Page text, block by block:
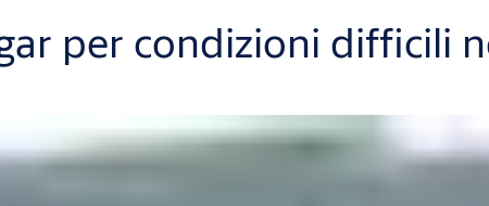
per condizioni difficili